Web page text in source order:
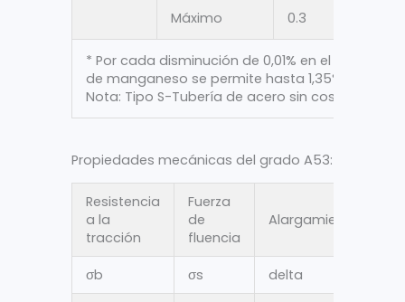
Máximo 0.3
* Por cada disminución de 0,01% en el
de manganeso se permite hasta 1,35%.
Nota: Tipo S-Tubería de acero sin costura;
Propiedades mecánicas del grado A53:
Resistencia
a la
tracción
Fuerza
de
fluencia
Alargamiento
σb σs delta